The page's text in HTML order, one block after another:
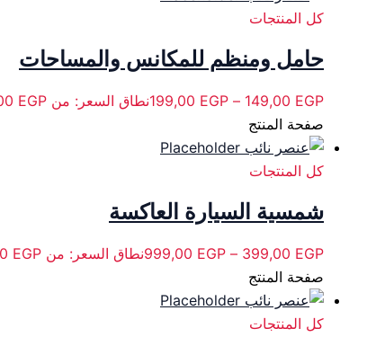
كل المنتجات
حامل ومنظم للمكانس والمساحات
149,00 EGP
–
199,00 EGP نطاق السعر: من ⁦149,00 EGP⁩ خلال ⁦199,00 EGP⁩
صفحة المنتج
كل المنتجات
شمسية السيارة العاكسة
399,00 EGP
–
999,00 EGP نطاق السعر: من ⁦399,00 EGP⁩ خلال ⁦999,00 EGP⁩
صفحة المنتج
كل المنتجات